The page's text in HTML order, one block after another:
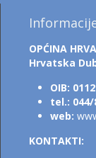
OPĆINA
Hrvatska
OIB:
tel.: 044/
web:
KONTAKTI: